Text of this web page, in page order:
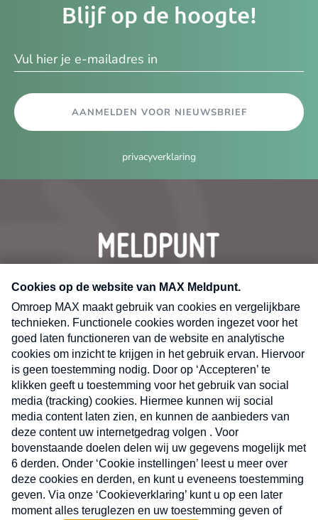
Blijf op de hoogte!
AANMELDEN VOOR NIEUWSBRIEF
privacyverklaring
CONTACT
Volg ons op
X
Nieuwsbrief
Neem hier een gratis abonnement op de MAX
Consumenten nieuwsbrief. Elke maandag en